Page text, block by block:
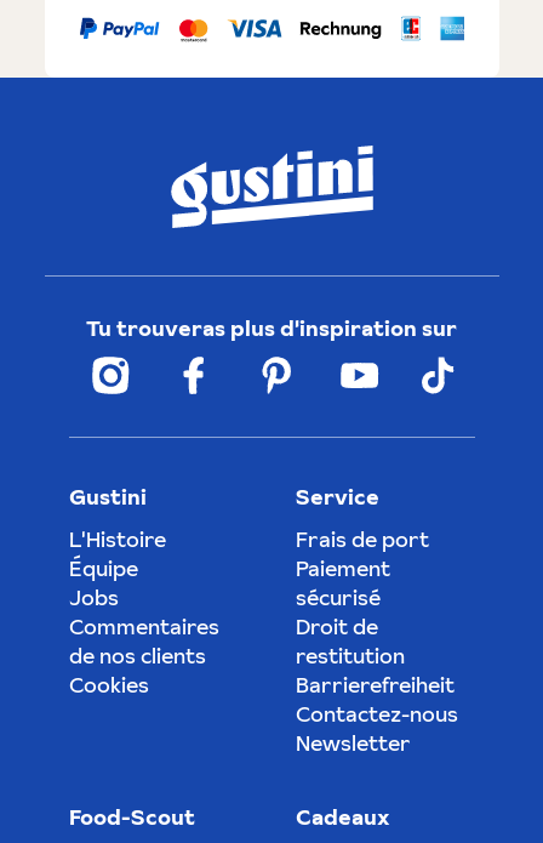
Tu trouveras plus d'inspiration sur
Gustini
L'Histoire
Équipe
Jobs
Commentaires
de nos clients
Cookies
Service
Frais de port
Paiement
sécurisé
Droit de
restitution
Barrierefreiheit
Contactez-nous
Newsletter
Food-Scout
Cadeaux